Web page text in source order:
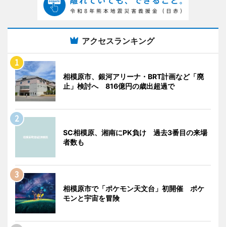
アクセスランキング
相模原市、銀河アリーナ・BRT計画など「廃
止」検討へ 816億円の歳出超過で
SC相模原、湘南にPK負け 過去3番目の来場
者数も
相模原市で「ポケモン天文台」初開催 ポケ
モンと宇宙を冒険